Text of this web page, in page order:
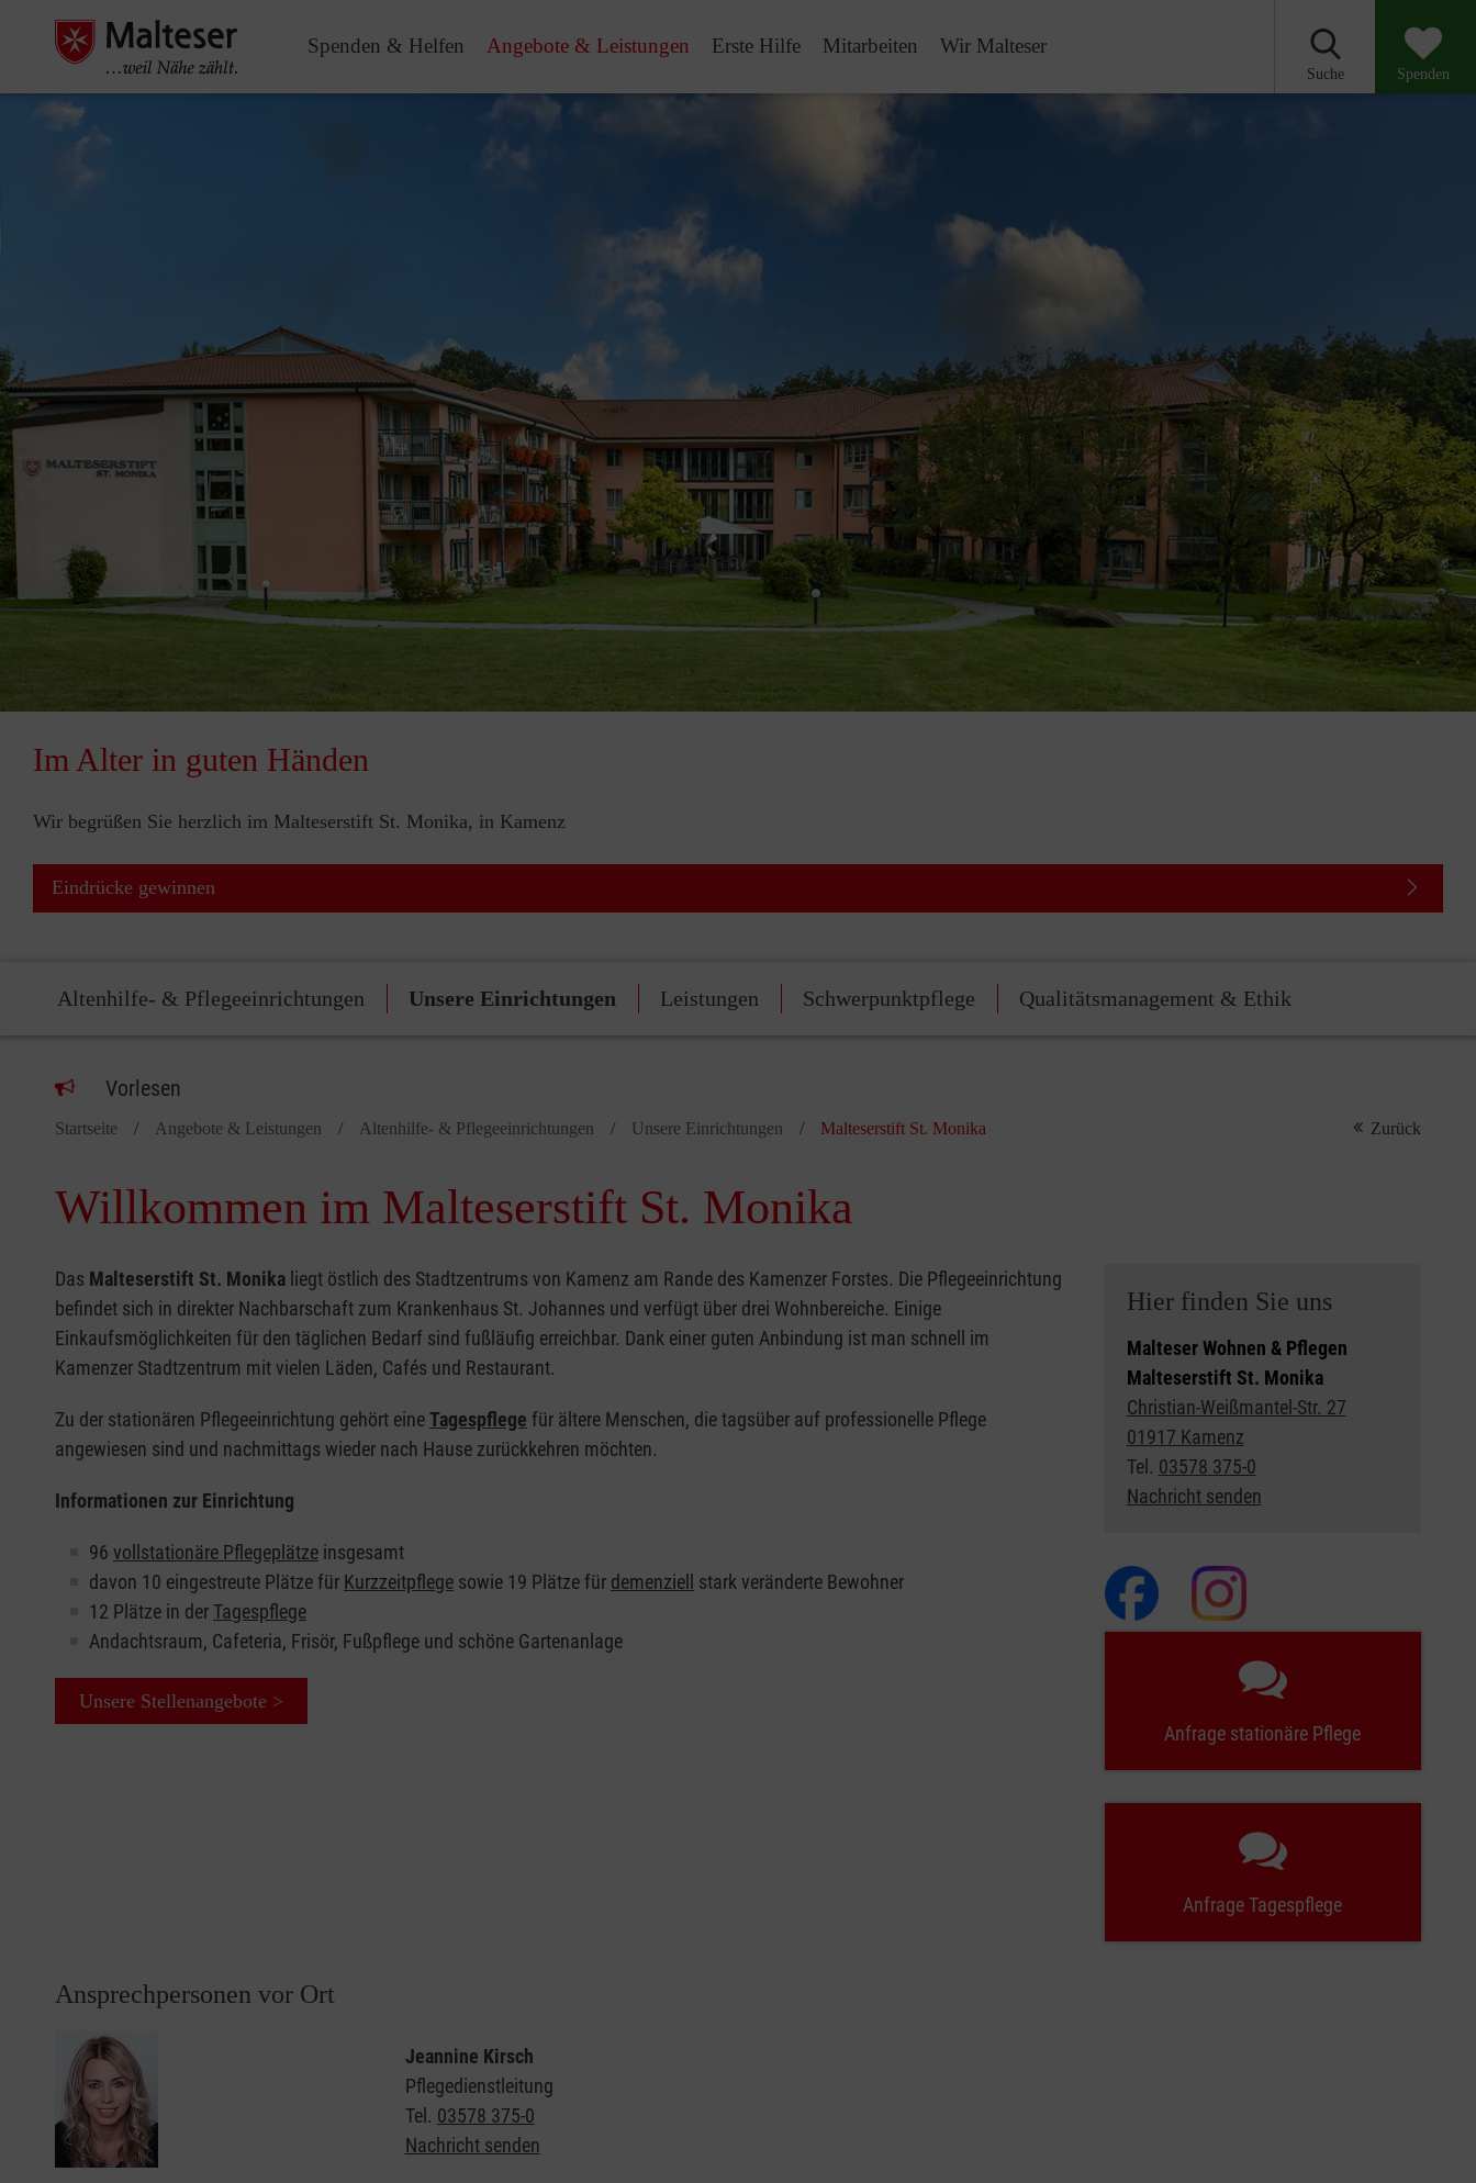
Spenden & Helfen Angebote & Leistungen Erste Hilfe Mitarbeiten Wir Malteser
Suche Spenden
Im Alter in guten Händen
Wir begrüßen Sie herzlich im Malteserstift St. Monika, in Kamenz
Eindrücke gewinnen
Altenhilfe- & Pflegeeinrichtungen Unsere Einrichtungen Leistungen Schwerpunktpflege Qualitätsmanagement & Ethik
Vorlesen
Startseite Angebote & Leistungen Altenhilfe- & Pflegeeinrichtungen Unsere Einrichtungen Malteserstift St. Monika Zurück
Willkommen im Malteserstift St. Monika
Das Malteserstift St. Monika liegt östlich des Stadtzentrums von Kamenz am Rande des Kamenzer Forstes. Die Pflegeeinrichtung
befindet sich in direkter Nachbarschaft zum Krankenhaus St. Johannes und verfügt über drei Wohnbereiche. Einige
Einkaufsmöglichkeiten für den täglichen Bedarf sind fußläufig erreichbar. Dank einer guten Anbindung ist man schnell im
Kamenzer Stadtzentrum mit vielen Läden, Cafés und Restaurant.
Zu der stationären Pflegeeinrichtung gehört eineTagespflege für ältere Menschen, die tagsüber auf professionelle Pflege
angewiesen sind und nachmittags wieder nach Hause zurückkehren möchten.
Informationen zur Einrichtung
96 vollstationäre Pflegeplätze insgesamt
davon 10 eingestreute Plätze für Kurzzeitpflege sowie 19 Plätze für demenziell
stark veränderte Bewohner
12 Plätze in derTagespflege
Andachtsraum, Cafeteria, Frisör, Fußpflege und schöne Gartenanlage
Unsere Stellenangebote >
Hier finden Sie uns
Malteser Wohnen & Pflegen
Malteserstift St. Monika
Christian-Weißmantel-Str. 27
01917 Kamenz
Tel. 03578 375-0
Nachricht senden
Anfrage stationäre Pflege
Anfrage Tagespflege
Ansprechpersonen vor Ort
Jeannine Kirsch
Pflegedienstleitung
Tel. 03578 375-0
Nachricht senden